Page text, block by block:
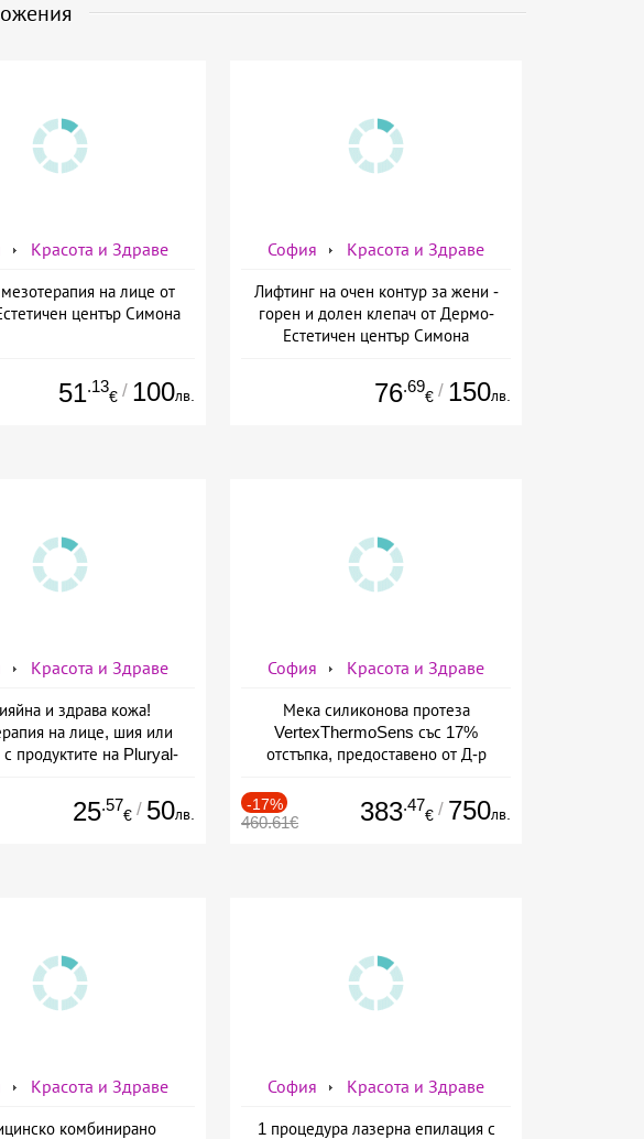
Красота и Здраве
на лице от
център Симона
51.13
€ / 100лв.
София Красота и Здраве
Лифтинг на очен контур за жени -
горен и долен клепач от Дермо-
Естетичен център Симона
76.69
€ / 150лв.
Красота и Здраве
и здрава кожа!
на лице, шия или
с продуктите на Pluryal-
център Симона
25.57
€ / 50лв.
София Красота и Здраве
Мека силиконова протеза
VertexThermoSens със 17%
отстъпка, предоставено от Д-р
-17%
460.61€ 383.47
€ / 750лв.
Красота и Здраве
комбинирано
София Красота и Здраве
1 процедура лазерна епилация с